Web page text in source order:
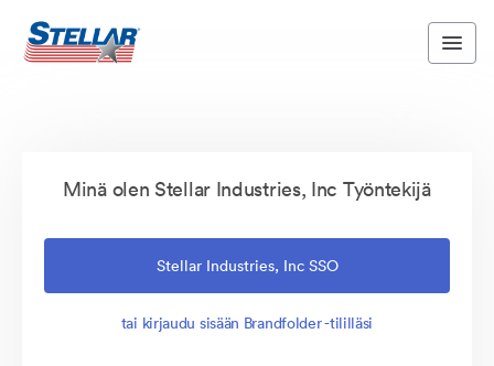
Minä olen Stellar Industries, Inc Työntekijä
Stellar Industries, Inc SSO
tai kirjaudu sisään Brandfolder -tililläsi